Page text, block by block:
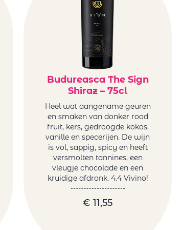
Budureasca The Sign
Shiraz – 75cl
Heel wat aangename geuren
en smaken van donker rood
fruit, kers, gedroogde kokos,
vanille en specerijen. De wijn
is vol, sappig, spicy en heeft
versmolten tannines, een
vleugje chocolade en een
kruidige afdronk. 4.4 Vivino!
€ 11,55